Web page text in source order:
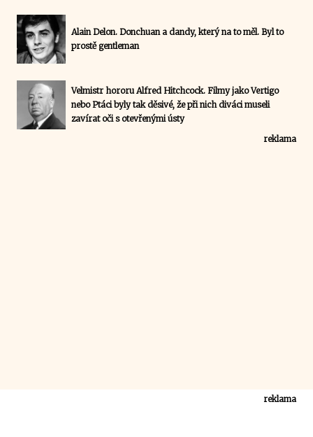
Alain Delon. Donchuan a dandy, který na to měl. Byl to
prostě gentleman
Velmistr hororu Alfred Hitchcock. Filmy jako Vertigo
nebo Ptáci byly tak děsivé, že při nich diváci museli
zavírat oči s otevřenými ústy
reklama
reklama